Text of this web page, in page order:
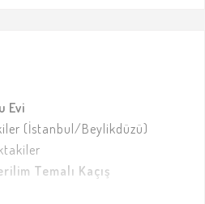
Evi
(İstanbul/Beylikdüzü)
Temalı Kaçış